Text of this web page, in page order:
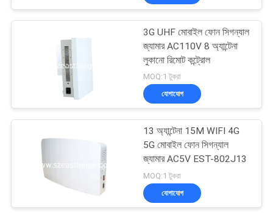
3G UHF মোবাইল ফোন সিগন্যাল
জ্যামার AC110V 8 অ্যান্টেনা
লুকানো রিমোট কন্ট্রোল
MOQ:1 টুকরা
যোগাযোগ
13 অ্যান্টেনা 15M WIFI 4G
5G মোবাইল ফোন সিগন্যাল
জ্যামার AC5V EST-802J13
MOQ:1 টুকরা
যোগাযোগ